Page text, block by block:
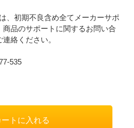
、初期不良含め全てメーカーサポ
品のサポートに関するお問い合
絡ください。
535